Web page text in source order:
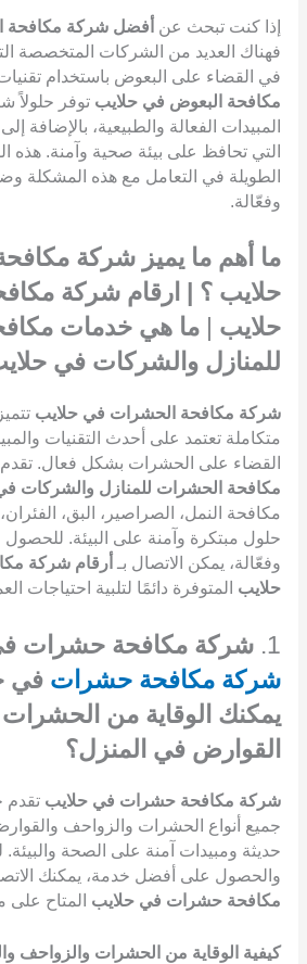
إذا كنت تبحث عن أفضل شركة مكافحة
فهناك العديد من الشركات المتخصصة
في القضاء على البعوض باستخدام
مكافحة البعوض في حلايب توفر حلولاً
المبيدات الفعالة والطبيعية، بالإضافة
التي تحافظ على بيئة صحية وآمنة. هذه
الطويلة في التعامل مع هذه المشكلة
وفعّالة.
ما أهم ما يميز شركة
حلايب ؟ | ارقام شركة
حلايب
ما هي خدمات
للمنازل والشركات في
شركة مكافحة الحشرات في حلايب
متكاملة تعتمد على أحدث التقنيات
القضاء على الحشرات بشكل فعال.
مكافحة الحشرات للمنازل والشركات
مكافحة النمل، الصراصير، البق،
حلول مبتكرة وآمنة على البيئة.
وفعّالة، يمكن الاتصال بـ أرقام شركة
حلايب المتوفرة دائمًا لتلبية احتياجات
1. شركة مكافحة حشرات
شركة مكافحة حشرات في
يمكنك الوقاية من
القوارض في المنزل؟
شركة مكافحة حشرات في حلايب تقدم
جميع أنواع الحشرات والزواحف
حديثة ومبيدات آمنة على الصحة والبيئة.
والحصول على أفضل خدمة، يمكنك
مكافحة حشرات في حلايب المتاح على
كيفية الوقاية من الحشرات والزواحف